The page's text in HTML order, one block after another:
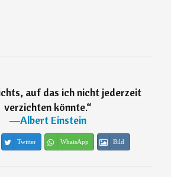
auf das ich nicht jederzeit
verzichten könnte.“
―Albert Einstein
Twitter WhatsApp Bild